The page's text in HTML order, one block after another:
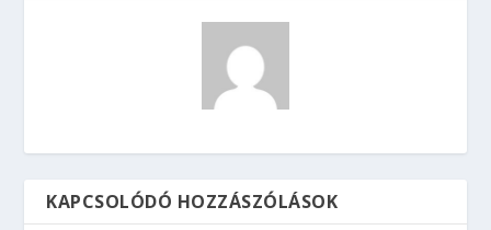
KAPCSOLÓDÓ HOZZÁSZÓLÁSOK